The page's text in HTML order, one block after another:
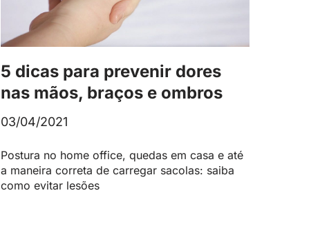
5 dicas para prevenir dores
nas mãos, braços e ombros
03/04/2021
Postura no home office, quedas em casa e até
a maneira correta de carregar sacolas: saiba
como evitar lesões